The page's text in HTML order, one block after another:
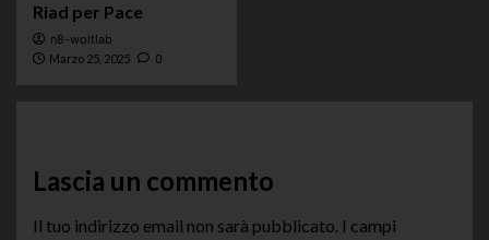
Riad per Pace
n8-woltlab
Marzo 25, 2025 0
Lascia un commento
Il tuo indirizzo email non sarà pubblicato. I campi